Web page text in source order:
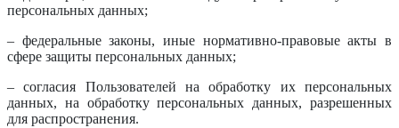
персональных данных;
– федеральные законы, иные нормативно-правовые акты в
сфере защиты персональных данных;
– согласия Пользователей на обработку их персональных
данных, на обработку персональных данных, разрешенных
для распространения.